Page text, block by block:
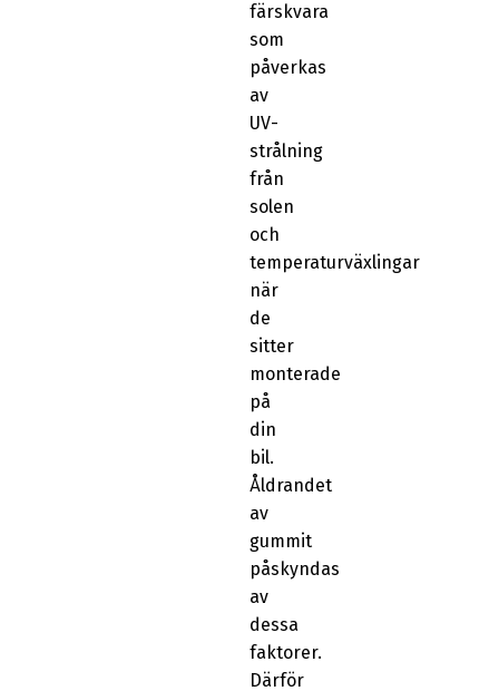
färskvara
som
påverkas
av
UV-
strålning
från
solen
och
temperaturväxlingar
när
de
sitter
monterade
på
din
bil.
Åldrandet
av
gummit
påskyndas
av
dessa
faktorer.
Därför